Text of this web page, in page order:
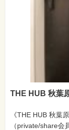
THE HUB 秋葉
《THE HUB 秋葉
（private/share会